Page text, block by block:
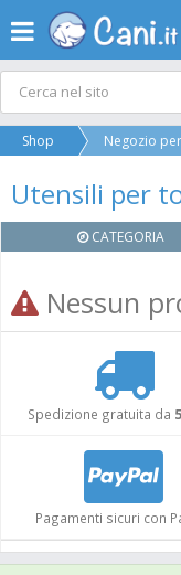
Shop Negozio
Utensili per
CATEGORIA
Nessun
Spedizione gratuita da
Pagamenti sicuri con